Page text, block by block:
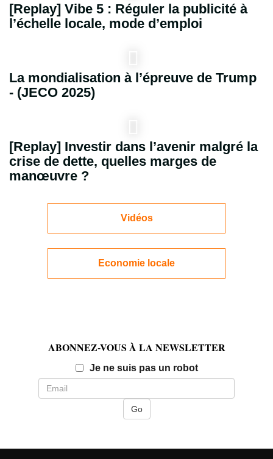
[Replay] Vibe 5 : Réguler la publicité à
l’échelle locale, mode d’emploi
La mondialisation à l’épreuve de Trump
- (JECO 2025)
[Replay] Investir dans l’avenir malgré la
crise de dette, quelles marges de
manœuvre ?
Vidéos
Economie locale
ABONNEZ-VOUS À LA NEWSLETTER
Je ne suis pas un robotEmail